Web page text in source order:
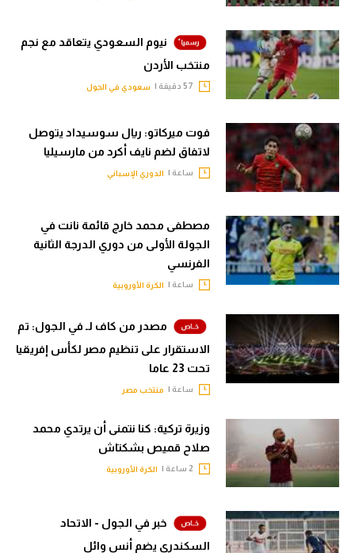
نيوم السعودي يتعاقد مع نجم
منتخب الأردن
سعودي في الجول
فوت ميركاتو: ريال سوسيداد يتوصل
لاتفاق لضم نايف أكرد من مارسيليا
ساعة | الدوري الإسباني
مصطفى محمد خارج قائمة نانت في
الجولة الأولى من دوري الدرجة الثانية
الفرنسي
ساعة | الكرة الأوروبية
مصدر من كاف لـ في الجول: تم
الاستقرار على تنظيم مصر لكأس إفريقيا
تحت 23 عاما
ساعة | منتخب مصر
وزيرة تركية: كنا نتمنى أن يرتدي محمد
صلاح قميص بشكتاش
الكرة الأوروبية
خبر في الجول - الاتحاد
السكندري يضم أنس وائل